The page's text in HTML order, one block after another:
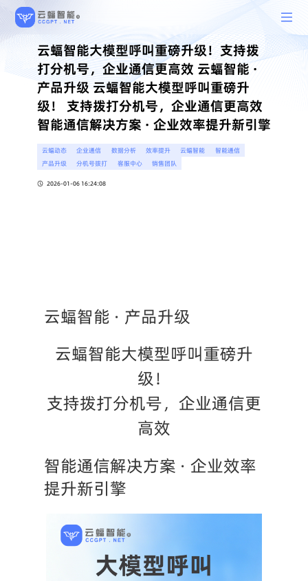
云蝠智能大模型呼叫重磅升级！支持拨
打分机号，企业通信更高效 云蝠智能 ·
产品升级 云蝠智能大模型呼叫重磅升
级！ 支持拨打分机号，企业通信更高效
智能通信解决方案 · 企业效率提升新引擎
云蝠动态 企业通信 数据分析 效率提升 云蝠智能
智能通信
产品升级
分机号拨打 客服中心 销售团队
2026-01-06 16:24:08
云蝠智能 · 产品升级
云蝠智能大模型呼叫重磅升
级！
支持拨打分机号，企业通信更
高效
智能通信解决方案 · 企业效率
提升新引擎